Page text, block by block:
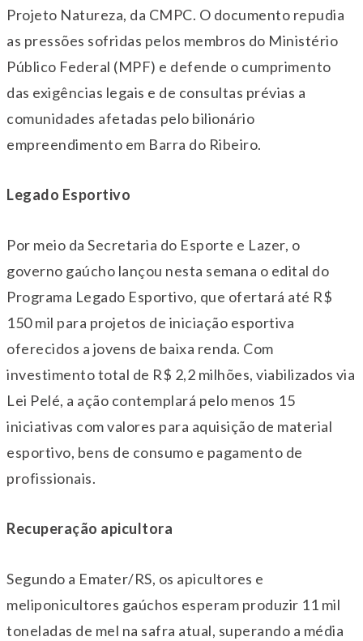
Projeto Natureza, da CMPC. O documento repudia
as pressões sofridas pelos membros do Ministério
Público Federal (MPF) e defende o cumprimento
das exigências legais e de consultas prévias a
comunidades afetadas pelo bilionário
empreendimento em Barra do Ribeiro.
Legado Esportivo
Por meio da Secretaria do Esporte e Lazer, o
governo gaúcho lançou nesta semana o edital do
Programa Legado Esportivo, que ofertará até R$
150 mil para projetos de iniciação esportiva
oferecidos a jovens de baixa renda. Com
investimento total de R$ 2,2 milhões, viabilizados via
Lei Pelé, a ação contemplará pelo menos 15
iniciativas com valores para aquisição de material
esportivo, bens de consumo e pagamento de
profissionais.
Recuperação apicultora
Segundo a Emater/RS, os apicultores e
meliponicultores gaúchos esperam produzir 11 mil
toneladas de mel na safra atual, superando a média